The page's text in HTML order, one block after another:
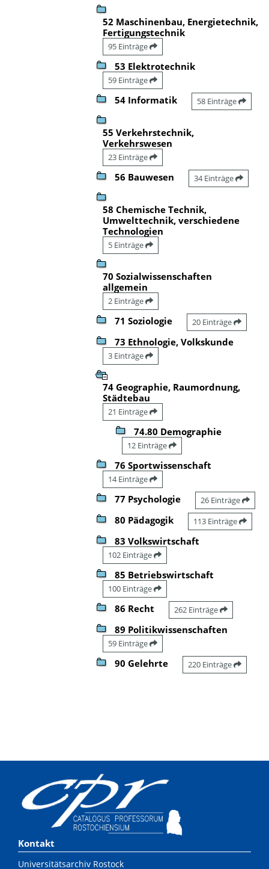
52 Maschinenbau, Energietechnik,
Fertigungstechnik
95 Einträge
53 Elektrotechnik
59 Einträge
54 Informatik 58 Einträge
55 Verkehrstechnik,
Verkehrswesen
23 Einträge
56 Bauwesen 34 Einträge
58 Chemische Technik,
Umwelttechnik, verschiedene
Technologien
5 Einträge
70 Sozialwissenschaften
allgemein
2 Einträge
71 Soziologie 20 Einträge
73 Ethnologie, Volkskunde
3 Einträge
74 Geographie, Raumordnung,
Städtebau
21 Einträge
74.80 Demographie
12 Einträge
76 Sportwissenschaft
14 Einträge
77 Psychologie 26 Einträge
80 Pädagogik 113 Einträge
83 Volkswirtschaft
102 Einträge
85 Betriebswirtschaft
100 Einträge
86 Recht 262 Einträge
89 Politikwissenschaften
59 Einträge
90 Gelehrte 220 Einträge
Kontakt
Universitätsarchiv Rostock